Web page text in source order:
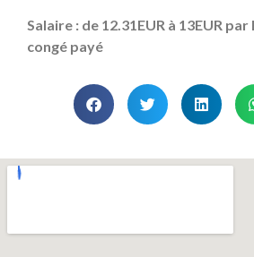
Salaire : de 12.31EUR à 13EUR par
congé payé